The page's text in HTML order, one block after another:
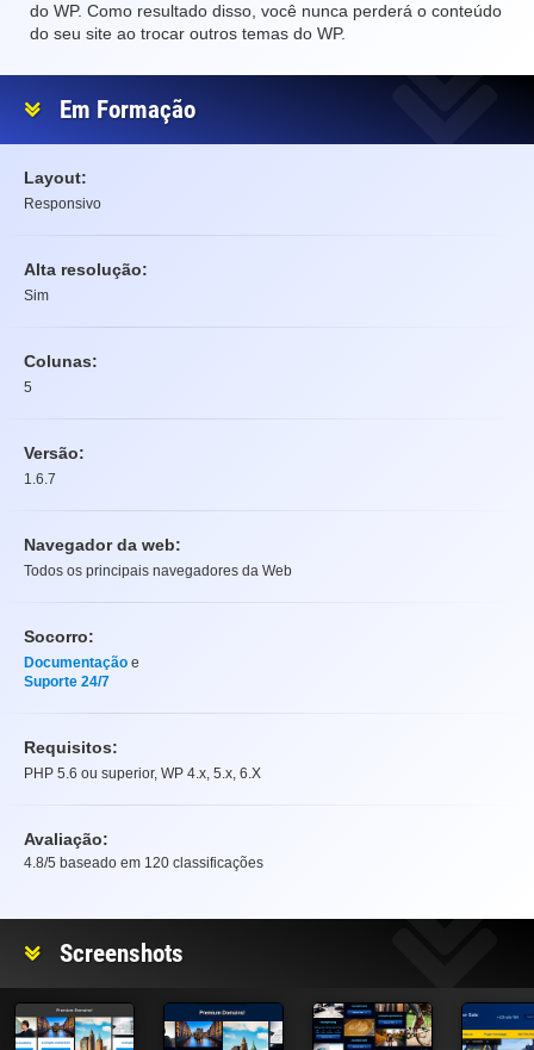
do WP. Como resultado disso, você nunca perderá o conteúdo
do seu site ao trocar outros temas do WP.
Em Formação
Layout:
Responsivo
Alta resolução:
Sim
Colunas:
5
Versão:
1.6.7
Navegador da web:
Todos os principais navegadores da Web
Socorro:
Documentação e
Suporte 24/7
Requisitos:
PHP 5.6 ou superior, WP 4.x, 5.x, 6.X
Avaliação:
4.8/5 baseado em 120 classificações
Screenshots